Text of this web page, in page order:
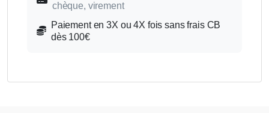
chèque, virement
Paiement en 3X ou 4X fois sans frais CB
dès 100€